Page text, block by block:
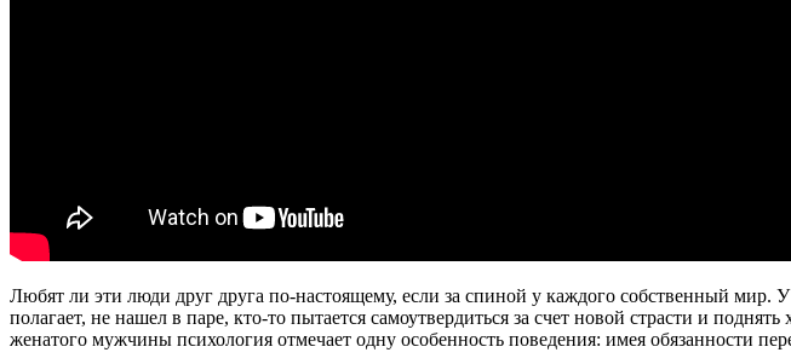
Любят ли эти люди друг друга по-настоящему, если за спиной у каждого собственный мир.
полагает, не нашел в паре, кто-то пытается самоутвердиться за счет новой страсти и
женатого мужчины психология отмечает одну особенность поведения: имея обязанности